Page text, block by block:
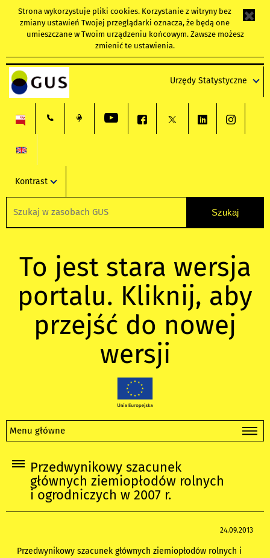
Strona wykorzystuje pliki cookies. Korzystanie z witryny bez
zmiany ustawień Twojej przeglądarki oznacza, że będą one
umieszczane w Twoim urządzeniu końcowym. Zawsze możesz
zmienić te ustawienia.
Urzędy Statystyczne
Kontrast
To jest stara wersja
portalu. Kliknij, aby
przejść do nowej
wersji
Menu główne
Przedwynikowy szacunek
głównych ziemiopłodów rolnych
i ogrodniczych w 2007 r.
24.09.2013
Przedwynikowy szacunek głównych ziemiopłodów rolnych i